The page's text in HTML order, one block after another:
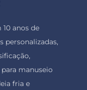
anos de
personalizadas,
manuseio
fria e